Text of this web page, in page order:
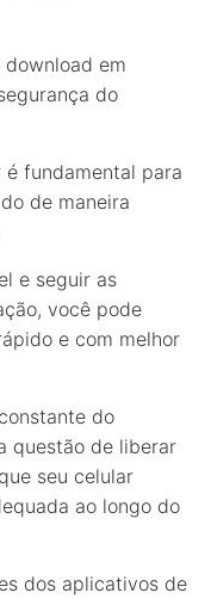
em
do
é fundamental para
de maneira
e seguir as
você pode
e com melhor
do
questão de liberar
seu celular
ao longo do
dos aplicativos de